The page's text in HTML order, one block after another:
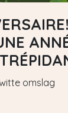
omslag